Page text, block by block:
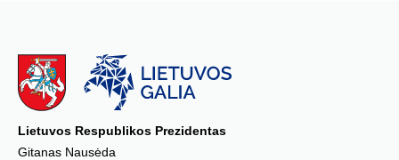
Lietuvos Respublikos Prezidentas
Gitanas Nausėda